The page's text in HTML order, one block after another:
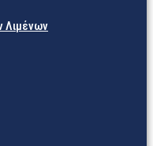
Λιμένων